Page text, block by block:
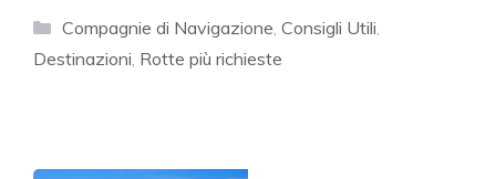
Categorie
Compagnie di Navigazione, Consigli Utili,
Destinazioni, Rotte più richieste